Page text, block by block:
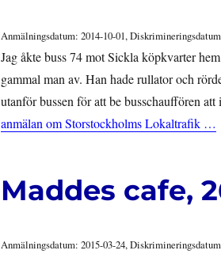
Anmälningsdatum: 2014-10-01,
Jag åkte buss 74 mot Sickla köpkvarter
gammal man av. Han hade rullator och
utanför bussen för att be busschauffören
anmälan om Storstockholms Lokaltrafik …
Maddes cafe,
Anmälningsdatum: 2015-03-24,